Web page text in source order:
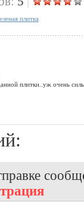
плитка
плитки..уж очень